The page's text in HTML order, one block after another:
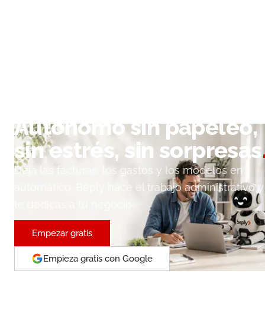
Autónomo sin papeleo,
sin estrés, sin sorpresas
Deja las facturas, los gastos y los modelos en
automático. Beply hace el trabajo administrativo
Empezar gratis
Empieza gratis con Google